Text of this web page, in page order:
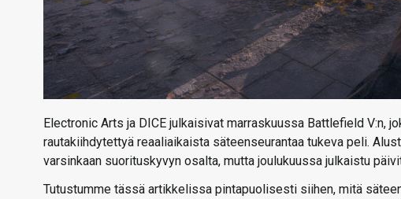
Electronic Arts ja DICE julkaisivat marraskuussa Battlefield V:n,
rautakiihdytettyä reaaliaikaista säteenseurantaa tukeva peli.
varsinkaan suorituskyvyn osalta, mutta joulukuussa julkaistu
Tutustumme tässä artikkelissa pintapuolisesti siihen, mitä